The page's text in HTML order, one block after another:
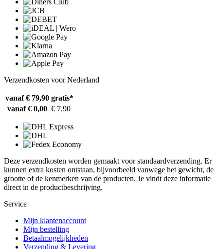
Verzendkosten voor Nederland
vanaf € 79,90 gratis*
vanaf € 0,00 € 7,90
Deze verzendkosten worden gemaakt voor standaardverzending. Er
kunnen extra kosten ontstaan, bijvoorbeeld vanwege het gewicht, de
grootte of de kenmerken van de producten. Je vindt deze informatie
direct in de productbeschrijving.
Service
Mijn klantenaccount
Mijn bestelling
Betaalmogelijkheden
Verzending & Levering